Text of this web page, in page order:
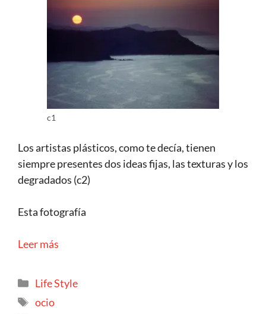
c1
Los artistas plásticos, como te decía, tienen
siempre presentes dos ideas fijas, las texturas y los
degradados (c2)
Esta fotografía
Leer más
Life Style
ocio